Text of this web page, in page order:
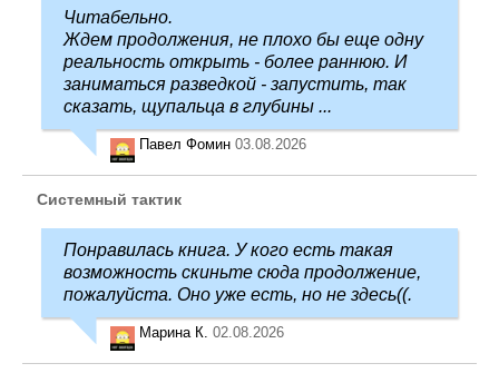
Читабельно.
Ждем продолжения, не плохо бы еще одну
реальность открыть - более раннюю. И
заниматься разведкой - запустить, так
сказать, щупальца в глубины ...
Павел Фомин 03.08.2026
Системный тактик
Понравилась книга. У кого есть такая
возможность скиньте сюда продолжение,
пожалуйста. Оно уже есть, но не здесь((.
Марина К. 02.08.2026